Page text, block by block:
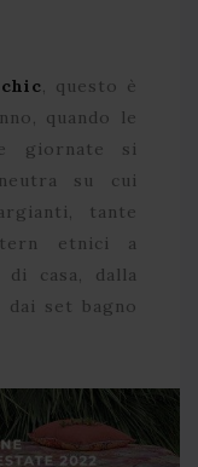
, questo è
quando le
giornate si
su cui
tante
etnici a
casa, dalla
dai set bagno